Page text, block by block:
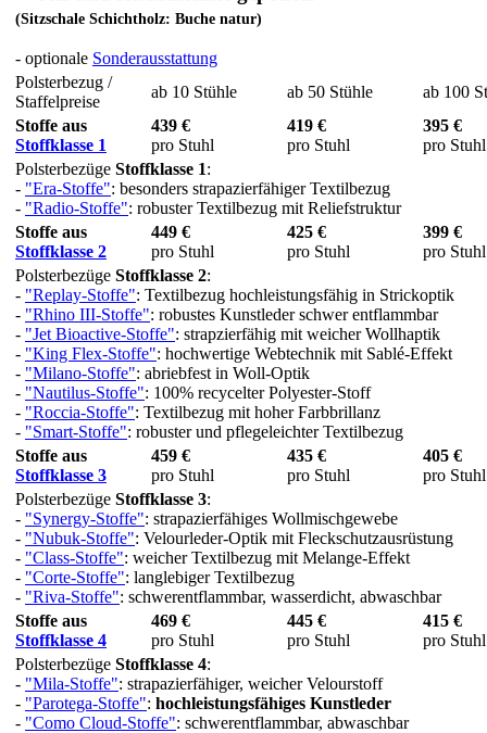
(Sitzschale Schichtholz: Buche natur)
- optionale Sonderausstattung
Polsterbezug /
Staffelpreise
ab 10 Stühle ab 50 Stühle
ab 100
Stoffe aus
Stoffklasse 1
439 €
pro Stuhl
419 €
pro Stuhl
395 €
pro Stuhl
Polsterbezüge Stoffklasse 1:
- "Era-Stoffe": besonders strapazierfähiger Textilbezug
- "Radio-Stoffe": robuster Textilbezug mit Reliefstruktur
Stoffe aus
Stoffklasse 2
449 €
pro Stuhl
425 €
pro Stuhl
399 €
pro Stuhl
Polsterbezüge Stoffklasse 2:
- "Replay-Stoffe": Textilbezug hochleistungsfähig in Strickoptik
- "Rhino III-Stoffe": robustes Kunstleder schwer entflammbar
- "Jet Bioactive-Stoffe": strapzierfähig mit weicher Wollhaptik
- "King Flex-Stoffe": hochwertige Webtechnik mit Sablé-Effekt
- "Milano-Stoffe": abriebfest in Woll-Optik
- "Nautilus-Stoffe": 100% recycelter Polyester-Stoff
- "Roccia-Stoffe": Textilbezug mit hoher Farbbrillanz
- "Smart-Stoffe": robuster und pflegeleichter Textilbezug
Stoffe aus
Stoffklasse 3
459 €
pro Stuhl
435 €
pro Stuhl
405 €
pro Stuhl
Polsterbezüge Stoffklasse 3:
- "Synergy-Stoffe": strapazierfähiges Wollmischgewebe
- "Nubuk-Stoffe": Velourleder-Optik mit Fleckschutzausrüstung
- "Class-Stoffe": weicher Textilbezug mit Melange-Effekt
- "Corte-Stoffe": langlebiger Textilbezug
- "Riva-Stoffe": schwerentflammbar, wasserdicht, abwaschbar
Stoffe aus
Stoffklasse 4
469 €
pro Stuhl
445 €
pro Stuhl
415 €
pro Stuhl
Polsterbezüge Stoffklasse 4:
- "Mila-Stoffe": strapazierfähiger, weicher Velourstoff
- "Parotega-Stoffe": hochleistungsfähiges Kunstleder
- "Como Cloud-Stoffe": schwerentflammbar, abwaschbar